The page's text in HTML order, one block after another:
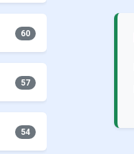
60
57
54